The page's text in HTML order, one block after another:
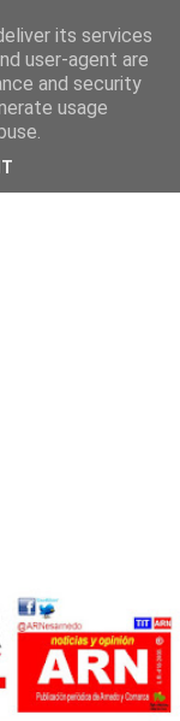
its services
user-agent are
and security
usage